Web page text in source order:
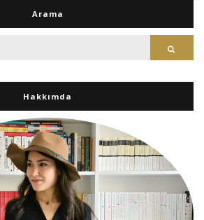
Arama
Hakkımda